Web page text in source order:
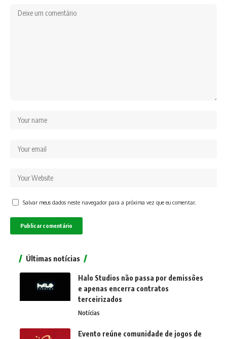
Salvar meus dados neste navegador para a próxima vez que eu comentar.
Últimas notícias
Halo Studios não passa por demissões
e apenas encerra contratos
terceirizados
Notícias
Evento reúne comunidade de jogos de